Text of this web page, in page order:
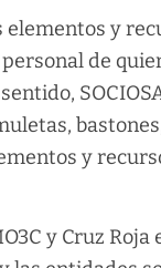
y
de
y
y Cruz